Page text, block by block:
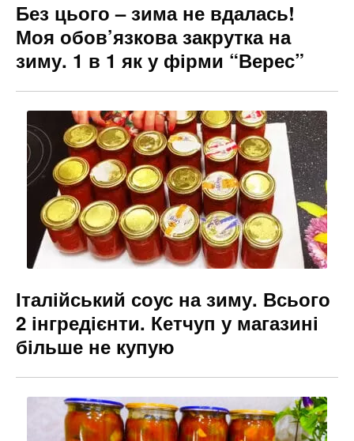
Без цього – зима не вдалась!
Моя обов’язкова закрутка на
зиму. 1 в 1 як у фірми “Верес”
Італійський соус на зиму. Всього
2 інгредієнти. Кетчуп у магазині
більше не купую